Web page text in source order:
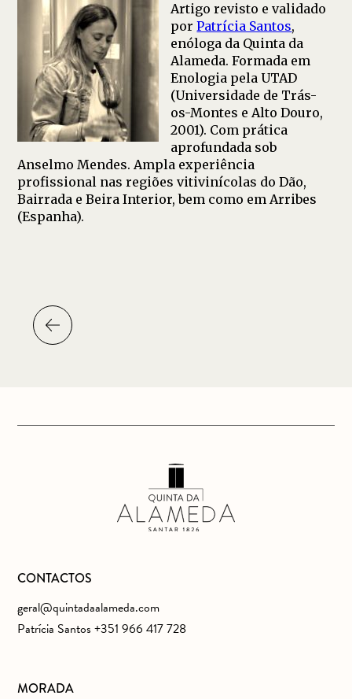
Artigo revisto e validado
porPatrícia Santos,
enóloga da Quinta da
Alameda. Formada em
Enologia pela UTAD
(Universidade de Trás-
os-Montes e Alto Douro,
2001). Com prática
aprofundada sob
Anselmo Mendes. Ampla experiência
profissional nas regiões vitivinícolas do Dão,
Bairrada e Beira Interior, bem como em Arribes
(Espanha).
CONTACTOS
geral@quintadaalameda.com
Patrícia Santos +351 966 417 728
MORADA